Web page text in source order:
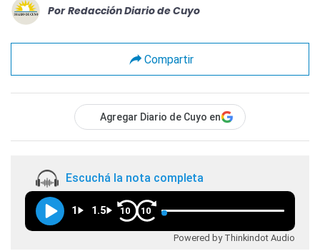
Por Redacción Diario de Cuyo
Compartir
Agregar Diario de Cuyo en
Escuchá la nota completa
1 1.5 10 10
Powered by Thinkindot Audio